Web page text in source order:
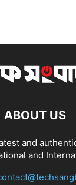
ABOUT US
and
and